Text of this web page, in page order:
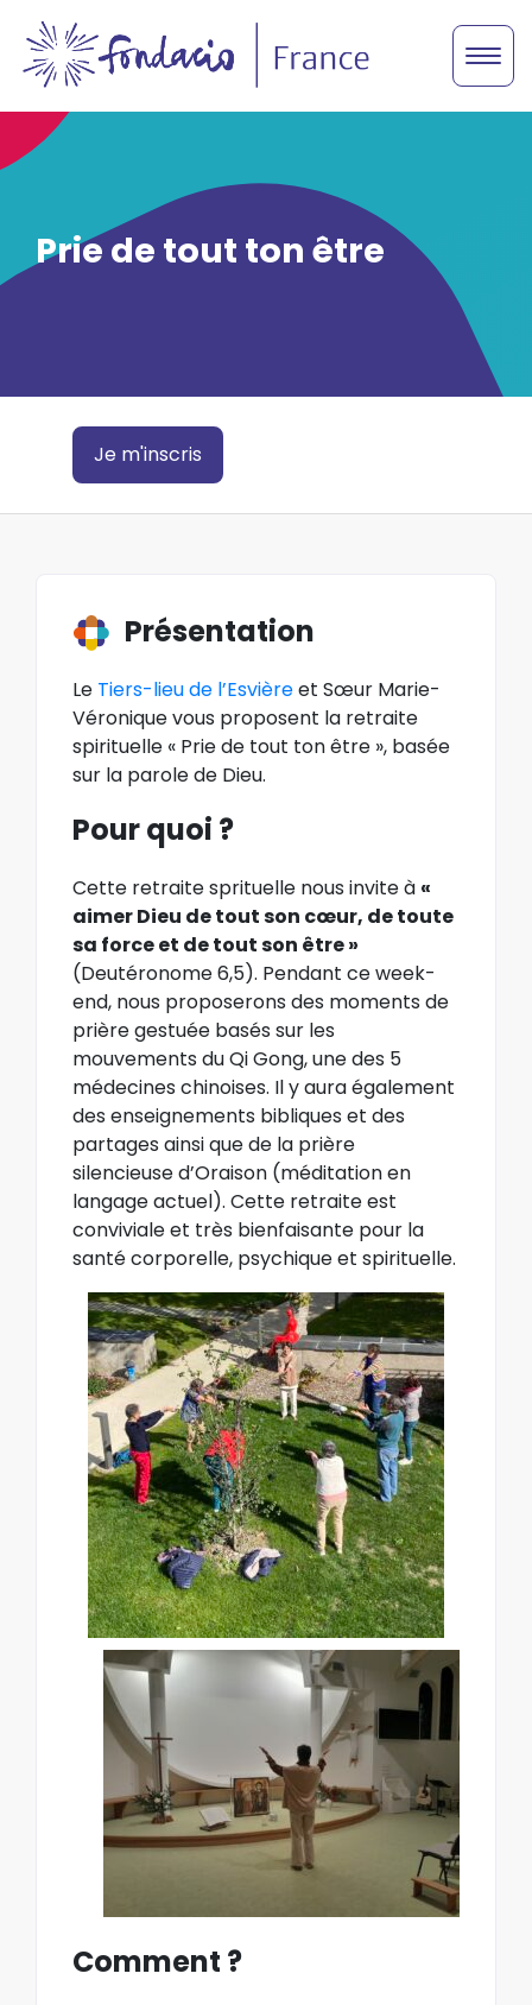
Prie de tout ton être
Je m'inscris
Présentation
Le Tiers-lieu de l’Esvièreet Sœur Marie-
Véronique vous proposent la retraite
spirituelle « Prie de tout ton être », basée
sur la parole de Dieu.
Pour quoi ?
Cette retraite sprituelle nous invite à «
aimer Dieu de tout son cœur, de toute
sa force et de tout son être »
(Deutéronome 6,5). Pendant ce week-
end, nous proposerons des moments de
prière gestuée basés sur les
mouvements du Qi Gong, une des 5
médecines chinoises. Il y aura également
des enseignements bibliques et des
partages ainsi que de la prière
silencieuse d’Oraison (méditation en
langage actuel). Cette retraite est
conviviale et très bienfaisante pour la
santé corporelle, psychique et spirituelle.
Comment ?